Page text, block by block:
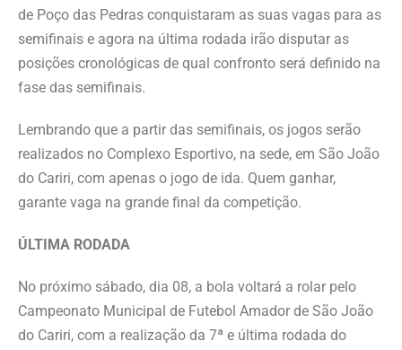
de Poço das Pedras conquistaram as suas vagas para as
semifinais e agora na última rodada irão disputar as
posições cronológicas de qual confronto será definido na
fase das semifinais.
Lembrando que a partir das semifinais, os jogos serão
realizados no Complexo Esportivo, na sede, em São João
do Cariri, com apenas o jogo de ida. Quem ganhar,
garante vaga na grande final da competição.
ÚLTIMA RODADA
No próximo sábado, dia 08, a bola voltará a rolar pelo
Campeonato Municipal de Futebol Amador de São João
do Cariri, com a realização da 7ª e última rodada do